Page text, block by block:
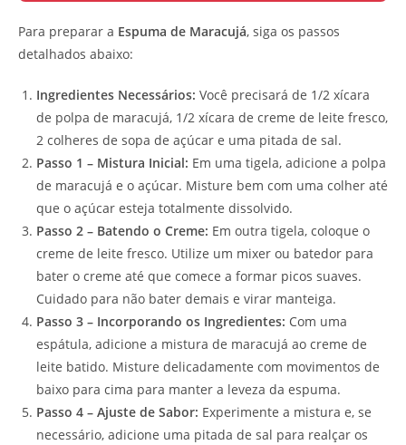
Para preparar a Espuma de Maracujá, siga os passos
detalhados abaixo:
Ingredientes Necessários: Você precisará de 1/2 xícara
de polpa de maracujá, 1/2 xícara de creme de leite fresco,
2 colheres de sopa de açúcar e uma pitada de sal.
Passo 1 – Mistura Inicial: Em uma tigela, adicione a polpa
de maracujá e o açúcar. Misture bem com uma colher até
que o açúcar esteja totalmente dissolvido.
Passo 2 – Batendo o Creme: Em outra tigela, coloque o
creme de leite fresco. Utilize um mixer ou batedor para
bater o creme até que comece a formar picos suaves.
Cuidado para não bater demais e virar manteiga.
Passo 3 – Incorporando os Ingredientes: Com uma
espátula, adicione a mistura de maracujá ao creme de
leite batido. Misture delicadamente com movimentos de
baixo para cima para manter a leveza da espuma.
Passo 4 – Ajuste de Sabor: Experimente a mistura e, se
necessário, adicione uma pitada de sal para realçar os